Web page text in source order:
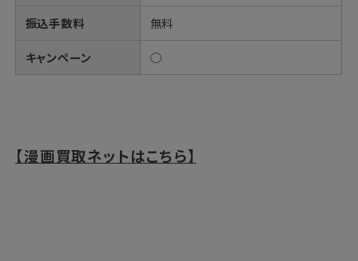
振込手数料 無料
キャンペーン ◯
【漫画買取ネットはこちら】